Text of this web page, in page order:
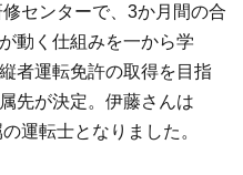
センターで、3か月間の合
動く仕組みを一から学
者運転免許の取得を目指
先が決定。伊藤さんは
運転士となりました。